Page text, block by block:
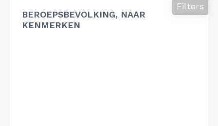
BEROEPSBEVOLKING, NAAR
KENMERKEN
Filters